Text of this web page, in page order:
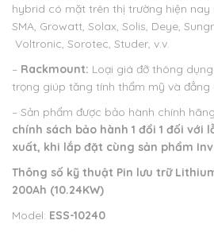
hybrid có mặt trên thị trường hiện nay
SMA, Growatt, Solax, Solis, Deye,
Voltronic, Sorotec, Studer, v.v.
– Rackmount: Loại giá đỡ thông
trọng giúp tăng tính thẩm mỹ và đẳng
– Sản phẩm được bảo hành chính
chính sách bảo hành 1 đổi 1 đối với
xuất, khi lắp đặt cùng sản phẩm
Thông số kỹ thuật Pin lưu trữ
200Ah (10.24KW)
Model: ESS-10240